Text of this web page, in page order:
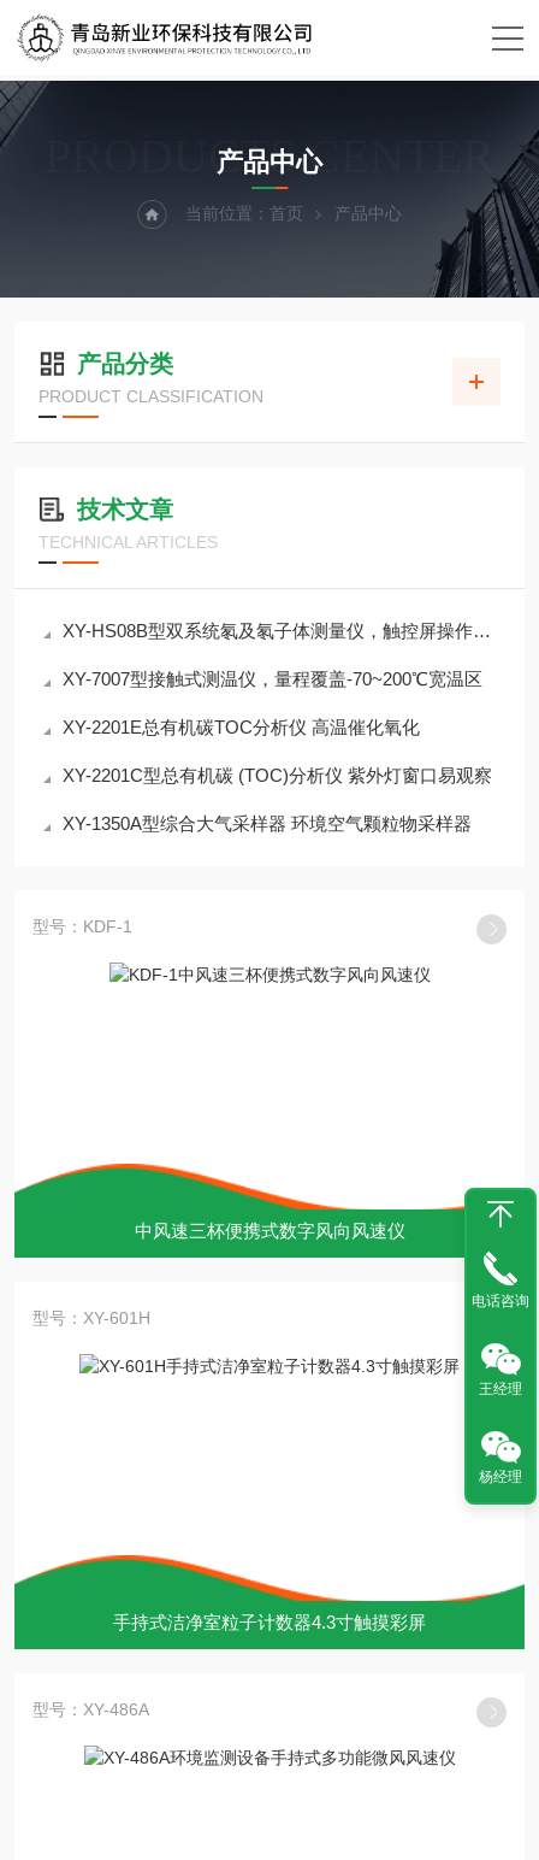
PRODUCTS CENTER
产品中心
当前位置： 首页 产品中心
产品分类
PRODUCT CLASSIFICATION
技术文章
TECHNICAL ARTICLES
XY-HS08B型双系统氡及氡子体测量仪，触控屏操作一键式标准化
XY-7007型接触式测温仪，量程覆盖-70~200℃宽温区
XY-2201E总有机碳TOC分析仪 高温催化氧化
XY-2201C型总有机碳 (TOC)分析仪 紫外灯窗口易观察
XY-1350A型综合大气采样器 环境空气颗粒物采样器
型号：KDF-1
中风速三杯便携式数字风向风速仪
型号：XY-601H
手持式洁净室粒子计数器4.3寸触摸彩屏
型号：XY-486A
电话咨询
王经理
杨经理